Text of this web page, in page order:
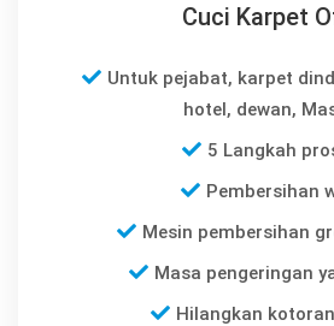
Cuci Karpet
Untuk pejabat, karpet
hotel, dewan,
5 Langkah
Pembersihan
Mesin pembersihan
Masa pengeringan
Hilangkan